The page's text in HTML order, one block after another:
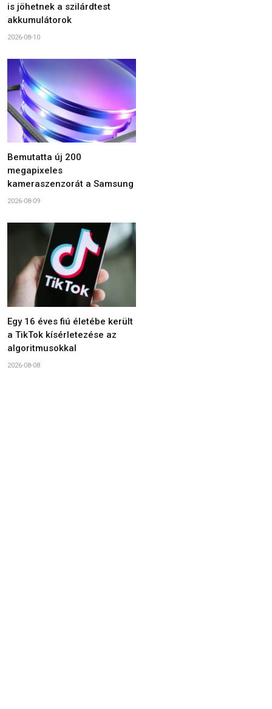
is jöhetnek a szilárdtest
akkumulátorok
2026-08-10
Bemutatta új 200
megapixeles
kameraszenzorát a Samsung
2026-08-09
Egy 16 éves fiú életébe került
a TikTok kísérletezése az
algoritmusokkal
2026-08-08